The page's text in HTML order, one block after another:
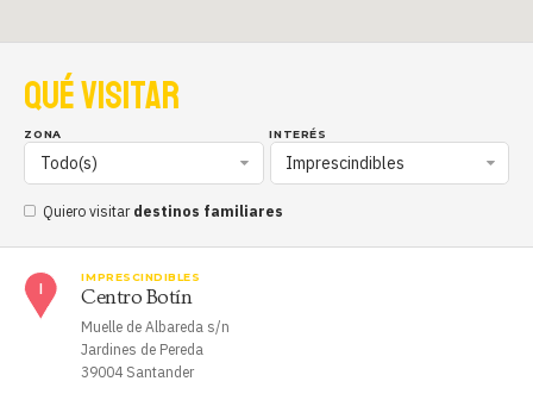
QUÉ VISITAR
ZONA
Todo(s)
INTERÉS
Imprescindibles
Quiero visitar destinos familiares
IMPRESCINDIBLES
Centro Botín
Muelle de Albareda s/n
Jardines de Pereda
39004 Santander